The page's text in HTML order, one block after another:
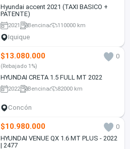
Hyundai accent 2021 (TAXI BASICO +
PATENTE)
2021 Bencina 110000 km
Iquique
$13.080.000 0
(Rebajado 1%)
HYUNDAI CRETA 1.5 FULL MT 2022
2022 Bencina 82000 km
Concón
$10.980.000
0
HYUNDAI VENUE QX 1.6 MT PLUS - 2022
| 2477